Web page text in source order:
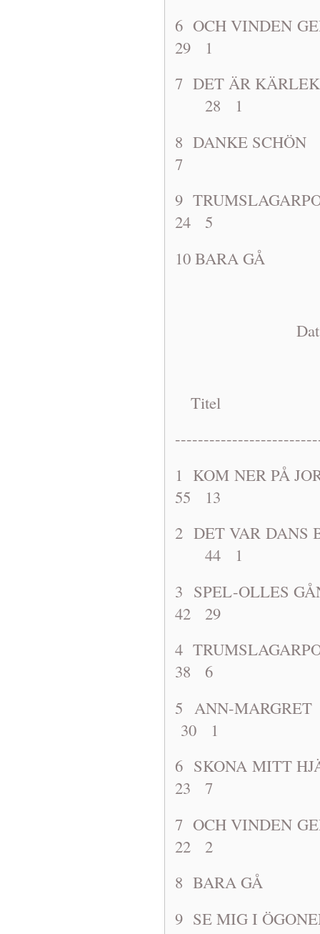
6 OCH
29 1
7 DET ÄR
28 1
8 DANKE
7
9
24 5
10 BARA
Dat: 1963-
Titel
1 KOM NER
55 13
2 DET VAR
44 1
3 SPEL-
42 29
4
38 6
5 ANN-
30 1
6 SKONA
23 7
7 OCH
22 2
8 BARA
9 SE MIG I